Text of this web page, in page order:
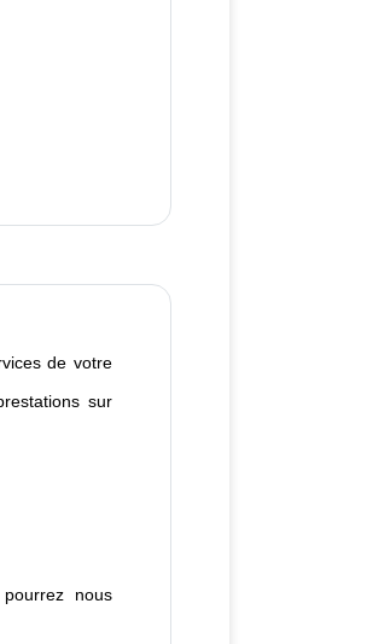
de votre
sur
nous